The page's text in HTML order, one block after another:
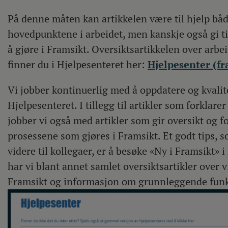
På denne måten kan artikkelen være til hjelp
hovedpunktene i arbeidet, men kanskje også gi
å gjøre i Framsikt. Oversiktsartikkelen over
finner du i Hjelpesenteret her:Hjelpesenter
Vi jobber kontinuerlig med å oppdatere og
Hjelpesenteret. I tillegg til artikler som
jobber vi også med artikler som gir oversikt og
prosessene som gjøres i Framsikt. Et godt tips,
videre til kollegaer, er å besøke «Ny i Framsikt»
har vi blant annet samlet oversiktsartikler over
Framsikt og informasjon om grunnleggende